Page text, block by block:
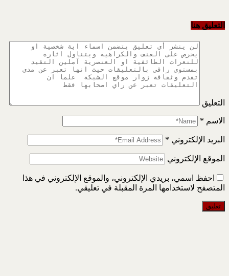
التعليق هنا
التعليق
الاسم *
البريد الإلكتروني *
الموقع الإلكتروني
احفظ اسمي، بريدي الإلكتروني، والموقع الإلكتروني في هذا
المتصفح لاستخدامها المرة المقبلة في تعليقي.